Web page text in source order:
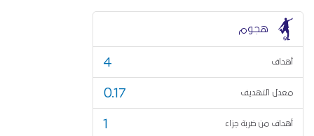
هجوم
أهداف 4
معدل التهديف 0.17
أهداف من ضربة جزاء 1